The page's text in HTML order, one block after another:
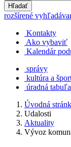
Hľadať
rozšírené
Kontakty
Ako vybaviť
Kalendár
správy
kultúra a
úradná tabuľa
Úvodná
Udalosti
Aktuality
Vývoz